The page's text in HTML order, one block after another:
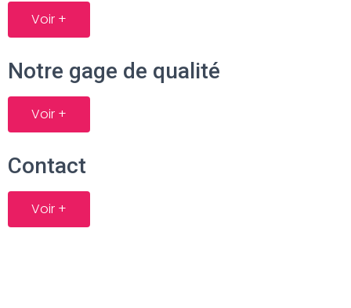
Voir +
Notre gage de qualité
Voir +
Contact
Voir +